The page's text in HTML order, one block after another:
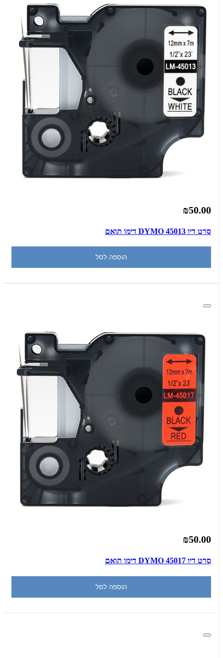
₪50.00
סרט דיו DYMO 45013 דימו תואם
הוספה לסל
₪50.00
סרט דיו DYMO 45017 דימו תואם
הוספה לסל